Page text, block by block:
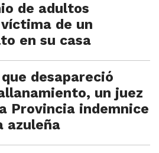
de adultos
de un
en su casa
desapareció
un juez
Provincia indemnice
azuleña